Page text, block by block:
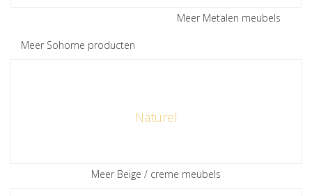
Meer Sohome producten
Meer Metalen meubels
Naturel
Meer Beige / creme meubels